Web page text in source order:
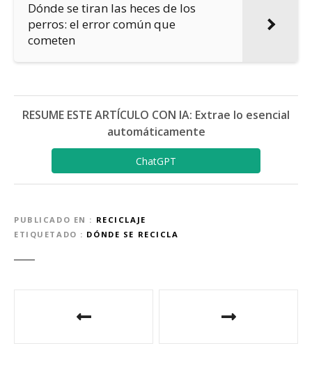
Dónde se tiran las heces de los
perros: el error común que
cometen
RESUME ESTE ARTÍCULO CON IA: Extrae lo esencial
automáticamente
ChatGPT
PUBLICADO EN
RECICLAJE
ETIQUETADO
DÓNDE SE RECICLA